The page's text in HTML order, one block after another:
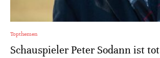
Topthemen
Schauspieler Peter Sodann ist tot